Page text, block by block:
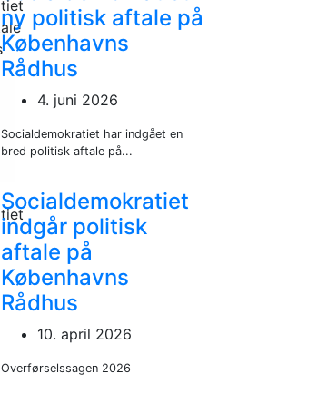
ny politisk aftale på
Københavns
Rådhus
4. juni 2026
Socialdemokratiet har indgået en
bred politisk aftale på...
Socialdemokratiet
indgår politisk
aftale på
Københavns
Rådhus
10. april 2026
Overførselssagen 2026